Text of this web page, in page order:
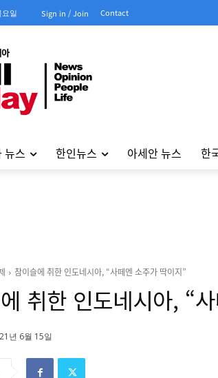
일 Sign in / Join Contact
뉴스 한인뉴스 아세안 뉴스 한
참이슬에 취한 인도네시아, “사떼엔 소주가 딱이지”
취한 인도네시아, “
년 6월 15일